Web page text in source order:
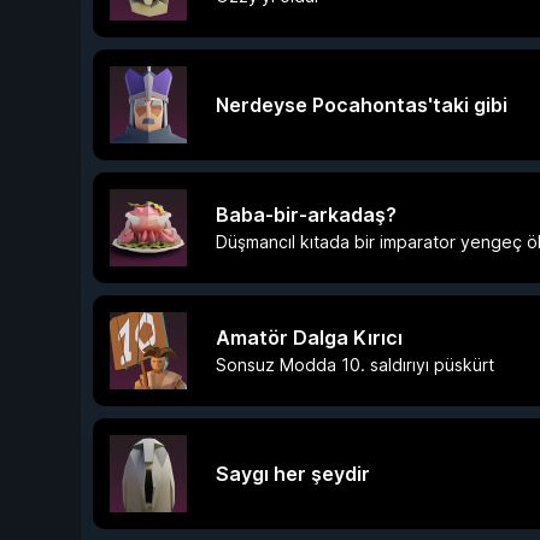
Nerdeyse Pocahontas'taki gibi
Baba-bir-arkadaş?
Düşmancıl kıtada bir imparator yengeç
Amatör Dalga Kırıcı
Sonsuz Modda 10. saldırıyı püskürt
Saygı her şeydir